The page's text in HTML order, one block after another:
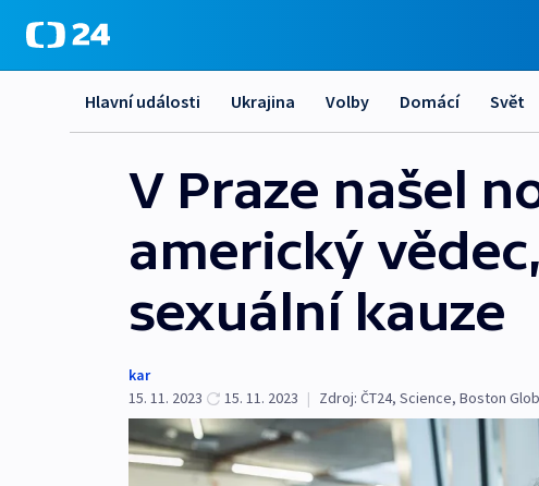
Hlavní události Ukrajina Volby Domácí Svět
V Praze našel
americký
sexuální kauze
kar
15. 11. 2023
15. 11. 2023 | Zdroj: ČT24, Science, Boston